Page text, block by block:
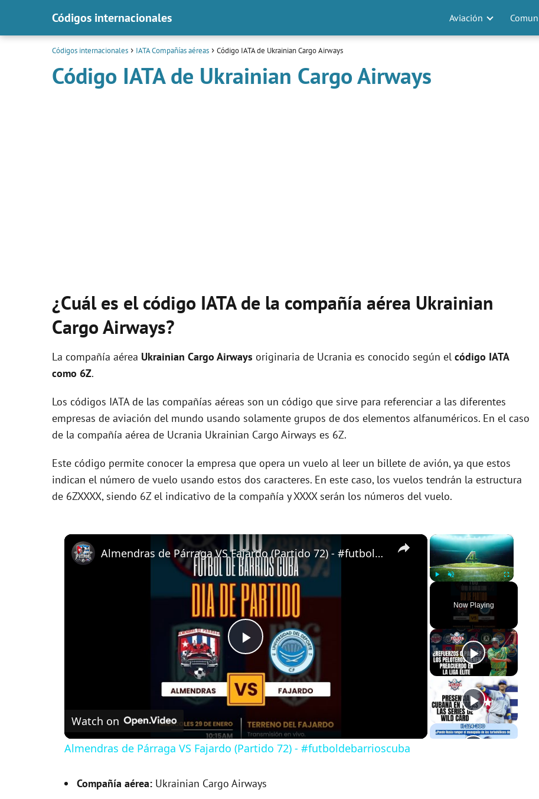
Códigos internacionales Aviación
Códigos internacionales IATA Compañías aéreas Código IATA de Ukrainian Cargo Airways
Código IATA de Ukrainian Cargo Airways
¿Cuál es el código IATA de la compañía aérea Ukrainian
Cargo Airways?
La compañía aérea Ukrainian Cargo Airways originaria de Ucrania es conocido según el código IATA
como 6Z.
Los códigos IATA de las compañías aéreas son un código que sirve para referenciar a las diferentes
empresas de aviación del mundo usando solamente grupos de dos elementos alfanuméricos. En el caso
de la compañía aérea de Ucrania Ukrainian Cargo Airways es 6Z.
Este código permite conocer la empresa que opera un vuelo al leer un billete de avión, ya que estos
indican el número de vuelo usando estos dos caracteres. En este caso, los vuelos tendrán la estructura
de 6ZXXXX, siendo 6Z el indicativo de la compañía y XXXX serán los números del vuelo.
×
Unmute Fullscreen
Now Playing
×
P
l
a
Almendras de Párraga VS Fajardo (Partido 72) - #futboldebarrioscuba
Watch on
Almendras de Párraga VS Fajardo (Partido 72) - #futboldebarrioscuba
Compañía aérea: Ukrainian Cargo Airways